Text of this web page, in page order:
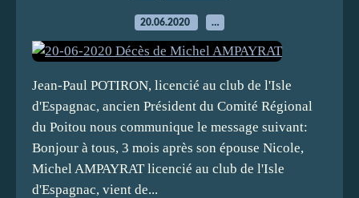
20.06.2020 …
Jean-Paul POTIRON, licencié au club de l'Isle
d'Espagnac, ancien Président du Comité Régional
du Poitou nous communique le message suivant:
Bonjour à tous, 3 mois après son épouse Nicole,
Michel AMPAYRAT licencié au club de l'Isle
d'Espagnac, vient de...